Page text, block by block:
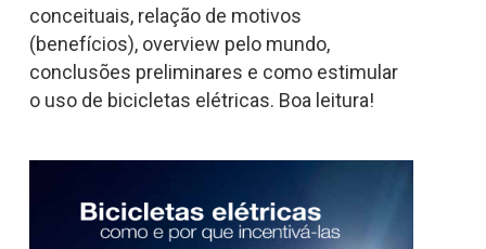
conceituais, relação de motivos
(benefícios), overview pelo mundo,
conclusões preliminares e como estimular
o uso de bicicletas elétricas. Boa leitura!